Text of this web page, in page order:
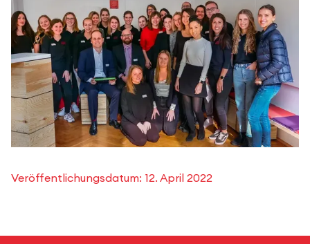
Veröffentlichungsdatum: 12. April 2022